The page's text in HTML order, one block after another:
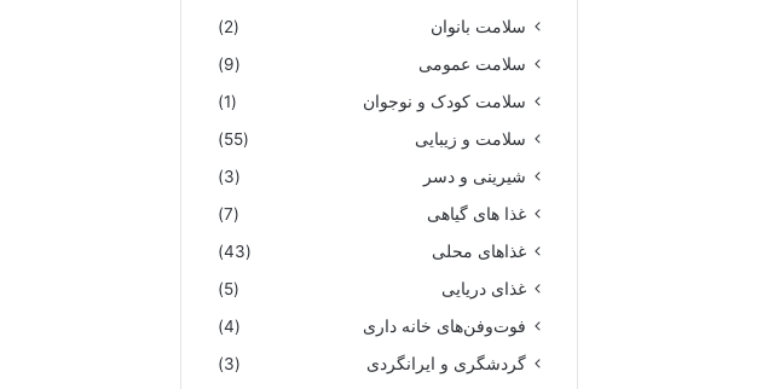
سلامت بانوان
(2)
سلامت عمومی
(9)
سلامت کودک و نوجوان
(1)
سلامت و زیبایی
(55)
شیرینی و دسر
(3)
غذا های گیاهی
(7)
غذاهای محلی
(43)
غذای دریایی
(5)
فوت‌وفن‌های خانه داری
(4)
گردشگری و ایرانگردی
(3)